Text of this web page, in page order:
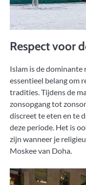
Respect voor
Islam is de dominante
essentieel belang om
tradities. Tijdens de
zonsopgang tot
discreet te eten en te
deze periode. Het is
zijn wanneer je
Moskee van Doha.